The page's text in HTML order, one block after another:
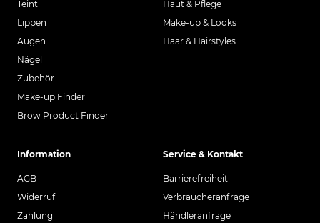
Teint
Lippen
Augen
Nägel
Zubehör
Make-up Finder
Brow Product Finder
Haut & Pflege
Make-up & Looks
Haar & Hairstyles
Information
AGB
Widerruf
Zahlung
Service & Kontakt
Barrierefreiheit
Verbraucheranfrage
Händleranfrage